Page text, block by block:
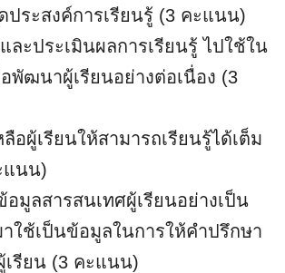
ประสงค์การเรียนรู้ (3 คะแนน)
ละประเมินผลการเรียนรู้ ไปใช้ใน
พัฒนาผู้เรียนอย่างต่อเนื่อง (3
อผู้เรียนให้สามารถเรียนรู้ได้เต็ม
แนน)
อมูลสารสนเทศผู้เรียนอย่างเป็น
ใช้เป็นข้อมูลในการให้คำปรึกษา
เรียน (3 คะแนน)